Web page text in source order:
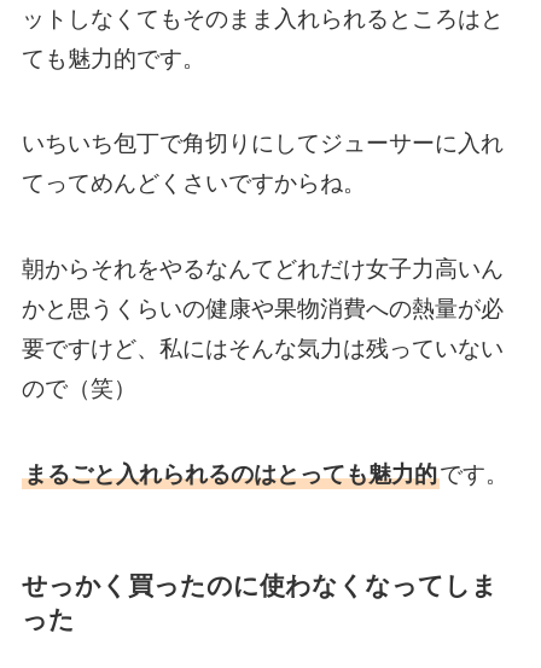
ットしなくてもそのまま入れられるところはと
ても魅力的です。
いちいち包丁で角切りにしてジューサーに入れ
てってめんどくさいですからね。
朝からそれをやるなんてどれだけ女子力高いん
かと思うくらいの健康や果物消費への熱量が必
要ですけど、私にはそんな気力は残っていない
ので（笑）
まるごと入れられるのはとっても魅力的です。
せっかく買ったのに使わなくなってしま
った